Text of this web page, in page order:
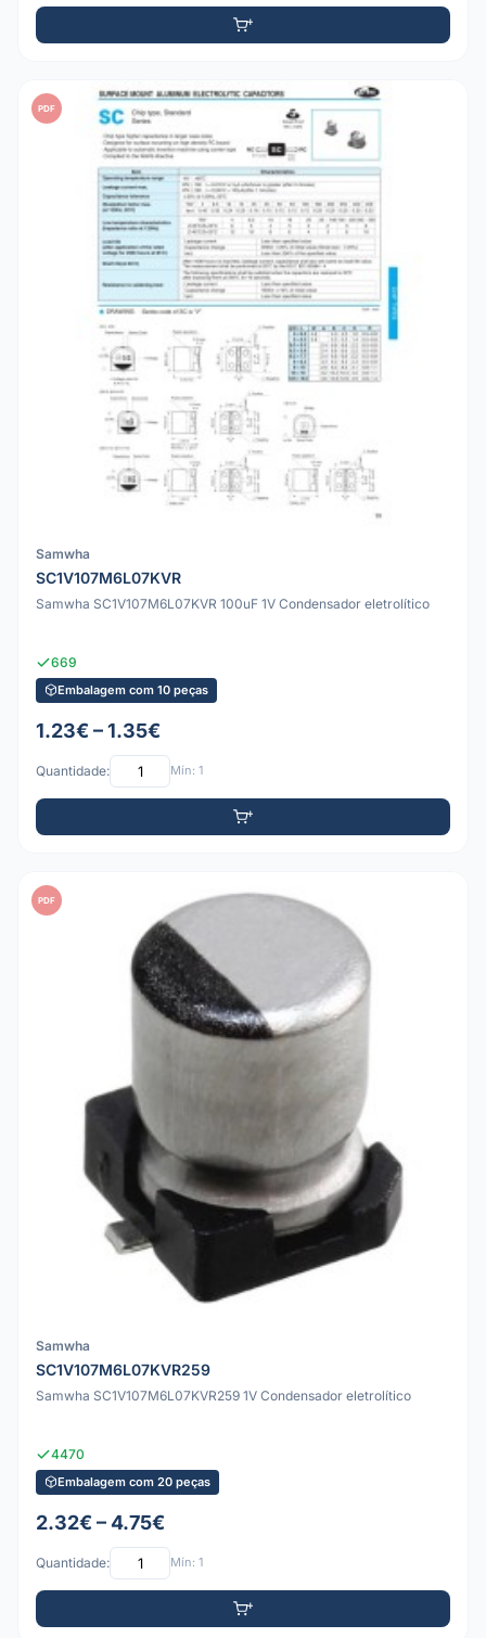
PDF
Samwha
SC1V107M6L07KVR
Samwha SC1V107M6L07KVR 100uF 1V Condensador eletrolítico
669
Embalagem com 10 peças
1.23€ – 1.35€
Quantidade: Mín: 1
PDF
Samwha
SC1V107M6L07KVR259
Samwha SC1V107M6L07KVR259 1V Condensador eletrolítico
4470
Embalagem com 20 peças
2.32€ – 4.75€
Quantidade: Mín: 1